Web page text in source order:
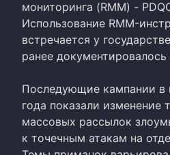
мониторинга (RMM) -
Использование RMM-
встречается у
ранее
Последующие кампании в
года показали изменение
массовых рассылок
к точечным атакам на